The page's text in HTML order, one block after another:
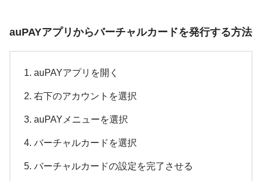
auPAYアプリからバーチャルカードを発行する方法
auPAYアプリを開く
右下のアカウントを選択
auPAYメニューを選択
バーチャルカードを選択
バーチャルカードの設定を完了させる